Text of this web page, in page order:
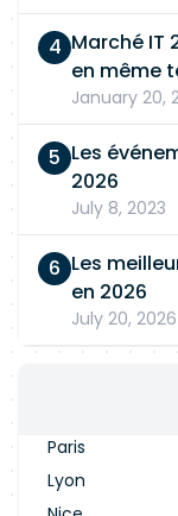
Marché IT
en même
January 20,
Les
2026
July 8, 2023
Les
en 2026
July 20, 2026
Paris
Lyon